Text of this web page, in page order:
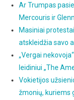
Ar Trumpas
Mercouris ir
Masiniai
atskleidžia savo
„Vergai
leidiniui „The
Vokietijos
žmonių, kuriems